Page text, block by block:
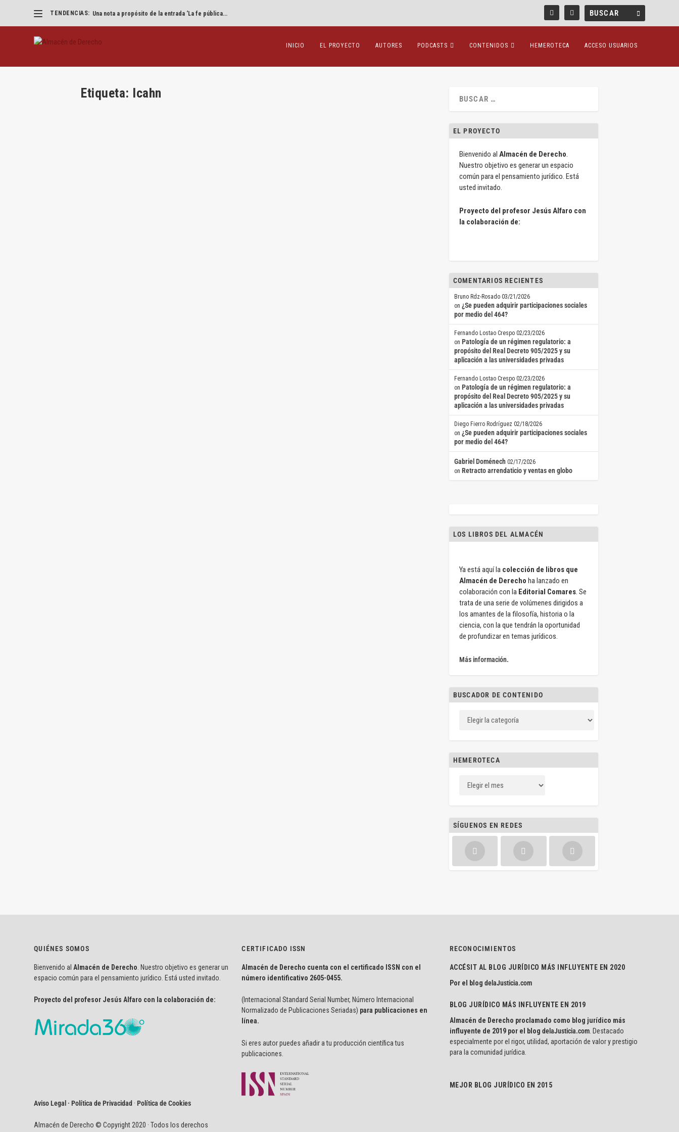
TENDENCIAS: Una nota a propósito de la entrada ‘La fe pública...
INICIO EL PROYECTO AUTORES PODCASTS CONTENIDOS HEMEROTECA ACCESO USUARIOS
Etiqueta: Icahn
EL PROYECTO
Bienvenido al Almacén de Derecho.
Nuestro objetivo es generar un espacio
común para el pensamiento jurídico. Está
usted invitado.
Proyecto del profesor Jesús Alfaro con
la colaboración de:
COMENTARIOS RECIENTES
Bruno Rdz-Rosado 03/21/2026
on ¿Se pueden adquirir participaciones sociales
por medio del 464?
Fernando Lostao Crespo 02/23/2026
on Patología de un régimen regulatorio: a
propósito del Real Decreto 905/2025 y su
aplicación a las universidades privadas
Fernando Lostao Crespo 02/23/2026
on Patología de un régimen regulatorio: a
propósito del Real Decreto 905/2025 y su
aplicación a las universidades privadas
Diego Fierro Rodríguez 02/18/2026
on ¿Se pueden adquirir participaciones sociales
por medio del 464?
Gabriel Doménech 02/17/2026
on Retracto arrendaticio y ventas en globo
LOS LIBROS DEL ALMACÉN
Ya está aquí la colección de libros que
Almacén de Derecho ha lanzado en
colaboración con la Editorial Comares. Se
trata de una serie de volúmenes dirigidos a
los amantes de la filosofía, historia o la
ciencia, con la que tendrán la oportunidad
de profundizar en temas jurídicos.
Más información.
BUSCADOR DE CONTENIDO
HEMEROTECA
SÍGUENOS EN REDES
QUIÉNES SOMOS
Bienvenido al Almacén de Derecho . Nuestro objetivo es generar un
espacio común para el pensamiento jurídico. Está usted invitado.
Proyecto del profesor Jesús Alfaro con la colaboración de:
Aviso Legal · Política de Privacidad ·Política de Cookies
Almacén de Derecho © Copyright 2020 · Todos los derechos
CERTIFICADO ISSN
Almacén de Derecho cuenta con el certificado ISSN con el
número identificativo 2605-0455.
(Internacional Standard Serial Number, Número Internacional
Normalizado de Publicaciones Seriadas) para publicaciones en
línea.
Si eres autor puedes añadir a tu producción científica tus
publicaciones.
RECONOCIMIENTOS
ACCÉSIT AL BLOG JURÍDICO MÁS INFLUYENTE EN 2020
Por el blog delaJusticia.com
BLOG JURÍDICO MÁS INFLUYENTE EN 2019
Almacén de Derecho proclamado como blog jurídico más
influyente de 2019 por el blog delaJusticia.com. Destacado
especialmente por el rigor, utilidad, aportación de valor y prestigio
para la comunidad jurídica.
MEJOR BLOG JURÍDICO EN 2015